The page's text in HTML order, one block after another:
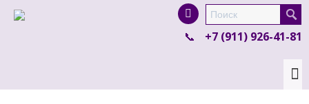
product in a size size .
colour items.
+7 (911) 926-41-81